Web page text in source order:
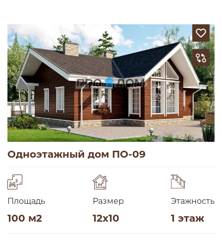
Одноэтажный дом ПО-09
Площадь
100 м2
Размер
12х10
Этажность
1 этаж